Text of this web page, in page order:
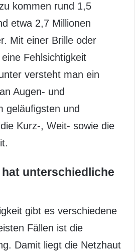
kommen rund 1,5
etwa 2,7 Millionen
Mit einer Brille oder
Fehlsichtigkeit
versteht man ein
Augen- und
geläufigsten und
Kurz-, Weit- sowie die
unterschiedliche
gibt es verschiedene
Fällen ist die
Damit liegt die Netzhaut